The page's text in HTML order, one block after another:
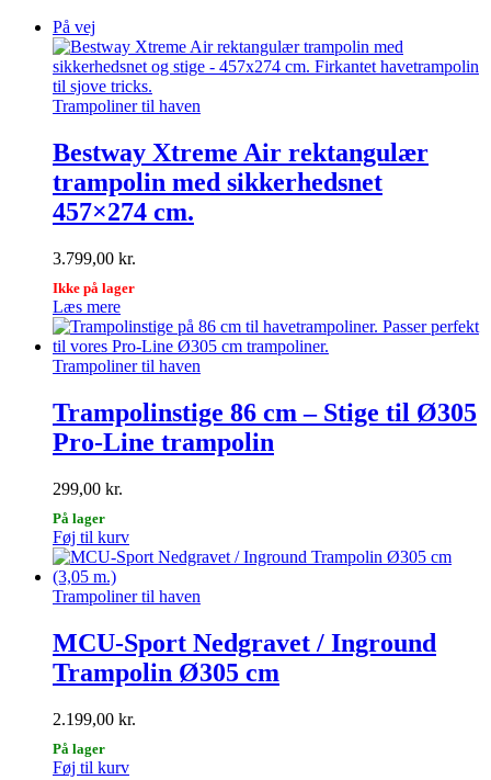
På vej
Trampoliner til haven
Bestway Xtreme Air rektangulær
trampolin med sikkerhedsnet
457×274 cm.
3.799,00 kr.
Ikke på lager
Læs mere
Trampoliner til haven
Trampolinstige 86 cm – Stige til Ø305
Pro-Line trampolin
299,00 kr.
På lager
Føj til kurv
Trampoliner til haven
MCU-Sport Nedgravet / Inground
Trampolin Ø305 cm
2.199,00 kr.
På lager
Føj til kurv